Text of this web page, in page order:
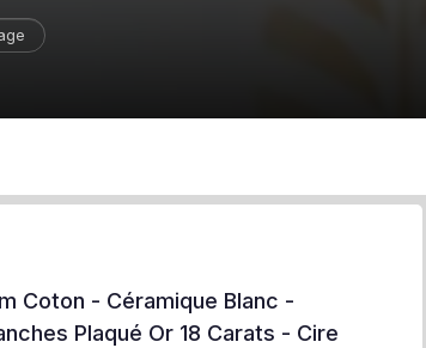
Coton - Céramique Blanc -
Plaqué Or 18 Carats - Cire